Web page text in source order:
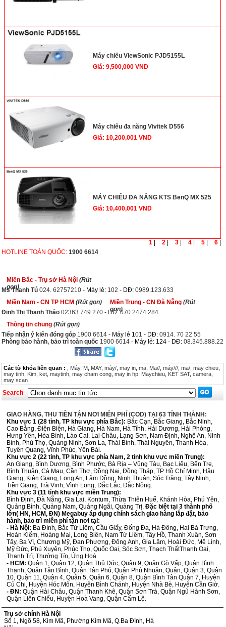
Máy chiếu ViewSonic PJD5155L
Giá: 9,500,000 VND
Máy chiếu đa năng Vivitek D556
Giá: 10,200,001 VND
MÁY CHIẾU ĐA NĂNG KTS BenQ MX 525
Giá: 10,400,001 VND
1 2 3 4 5 6
HOTLINE TOÀN QUỐC: 1900 6614
Miền Bắc - Trụ sở Hà Nội (Rút
gọn)
Ms Thanh Tú 024. 62757210 - Máy lẻ: 102 - DĐ: 0989.123.633
Miền Nam - CN TP HCM (Rút gọn) Miền Trung - CN Đà Nẵng (Rút
gọn)
Đinh Thị Thanh Thảo 02363.749.270 - DĐ: 070.2474.284
Thông tin chung (Rút gọn)
Tiếp nhận ý kiến đóng góp 1900 6614 - Máy lẻ 101 - DĐ: 0914. 70 22 55
Phòng bảo hành, bảo trì toàn quốc 1900 6614 - Máy lẻ: 124 - DĐ: 08.345.888.22
Các từ khóa liên quan : Máy, M MAY, máy/ may in ma Ma// máy/// ma/ may chieu
may tinh Kim ket maytinh may cham cong may in hp Maychieu KET SAT, camera
may scan
Search
GIAO HÀNG, THU TIỀN TẬN NƠI MIỄN PHÍ (COD) TẠI 63 TỈNH THÀNH:
Khu vực 1 (28 tỉnh, TP khu vực phía Bắc): Bắc Cạn, Bắc Giang, Bắc Ninh,
Cao Bằng, Điện Biện, Hà Giang, Hà Nam, Hà Tĩnh, Hải Dương, Hải Phòng,
Hưng Yên, Hòa Bình, Lào Cai. Lai Châu, Lạng Sơn, Nam Định, Nghệ An, Ninh
Bình, Phú Thọ, Quảng Ninh, Sơn La, Thái Bình, Thái Nguyên, Thanh Hóa,
Tuyên Quang, Vĩnh Phúc, Yên Bái.
Khu vực 2 (22 tỉnh, TP khu vực phía Nam, 2 tỉnh khu vực miền Trung):
An Giang, Bình Dương, Bình Phước, Bà Rịa – Vũng Tàu, Bạc Liêu, Bến Tre,
Bình Thuận, Cà Mau, Cần Thơ, Đồng Nai, Đồng Tháp, TP Hồ Chí Minh, Hậu
Giang, Kiên Giang, Long An, Lâm Đồng, Ninh Thuận, Sóc Trăng, Tây Ninh,
Tiền Giang, Trà Vinh, Vĩnh Long, Đắc Lắc, Đắc Nông.
Khu vực 3 (11 tỉnh khu vực miền Trung):
Bình Định, Đà Nẵng, Gia Lai, Kontum, Thừa Thiên Huế, Khánh Hòa, Phú Yên,
Quảng Bình, Quảng Nam, Quảng Ngãi, Quảng Trị. Đặc biệt tại 3 thành phố
lớn( HN, HCM, ĐN) Megabuy áp dụng chính sách giao hàng lắp đặt, bảo
hành, bảo trì miễn phí tận nơi tại:
- Hà Nội: Ba Đình, Bắc Từ Liêm, Cầu Giấy, Đống Đa, Hà Đông, Hai Bà Trưng,
Hoàn Kiếm, Hoàng Mai, Long Biên, Nam Từ Liêm, Tây Hồ, Thanh Xuân, Sơn
Tây, Ba Vì, Chương Mỹ, Đan Phượng, Đông Anh, Gia Lâm, Hoài Đức, Mê Linh,
Mỹ Đức, Phú Xuyên, Phúc Thọ, Quốc Oai, Sóc Sơn, Thạch ThấtThanh Oai,
Thanh Trì, Thường Tín, Ứng Hoà.
- HCM: Quận 1, Quận 12, Quận Thủ Đức, Quận 9, Quận Gò Vấp, Quận Bình
Thạnh, Quận Tân Bình, Quận Tân Phú, Quận Phú Nhuận, Quận, Quận 3, Quận
10, Quận 11, Quận 4, Quận 5, Quận 6, Quận 8, Quận Bình Tân Quận 7, Huyện
Củ Chi, Huyện Hóc Môn, Huyện Bình Chánh, Huyện Nhà Bè, Huyện Cần Giờ.
- ĐN: Quận Hải Châu, Quận Thanh Khê, Quận Sơn Trà, Quận Ngũ Hành Sơn,
Quận Liên Chiểu, Huyện Hoà Vang, Quận Cẩm Lệ.
Trụ sở chính Hà Nội
Số 1, Ngõ 58, Kim Mã, Phường Kim Mã, Q.Ba Đình, Hà